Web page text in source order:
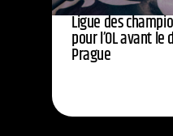
Ligue des
pour l’OL avant
Prague